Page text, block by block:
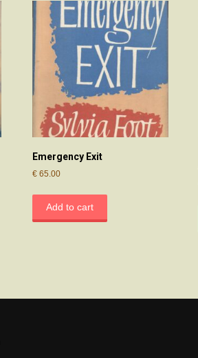
Emergency Exit
€65.00
Add to cart